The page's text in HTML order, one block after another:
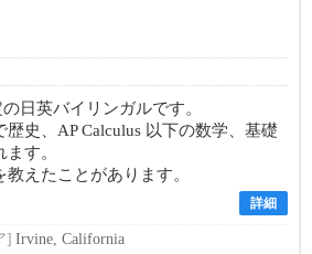
日英バイリンガルです。
史、AP Calculus 以下の数学、基礎
す。
えたことがあります。
詳細
] Irvine, California